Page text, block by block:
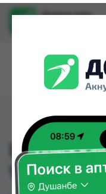
Доруи ман
EPAM